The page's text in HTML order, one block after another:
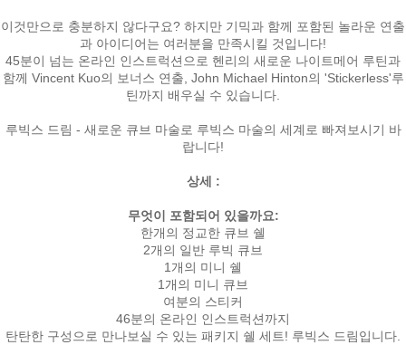
이것만으로 충분하지 않다구요? 하지만 기믹과 함께 포함된 놀라운 연출
과 아이디어는 여러분을 만족시킬 것입니다!
45분이 넘는 온라인 인스트럭션으로 헨리의 새로운 나이트메어 루틴과
함께 Vincent Kuo의 보너스 연출, John Michael Hinton의 'Stickerless'루
틴까지 배우실 수 있습니다.
루빅스 드림 - 새로운 큐브 마술로 루빅스 마술의 세계로 빠져보시기 바
랍니다!
상세 :
무엇이 포함되어 있을까요:
한개의 정교한 큐브 쉘
2개의 일반 루빅 큐브
1개의 미니 쉘
1개의 미니 큐브
여분의 스티커
46분의 온라인 인스트럭션까지
탄탄한 구성으로 만나보실 수 있는 패키지 쉘 세트! 루빅스 드림입니다.